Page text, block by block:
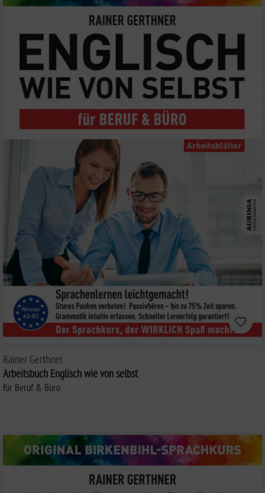
Rainer Gerthner
Arbeitsbuch Englisch wie von selbst
für Beruf & Büro